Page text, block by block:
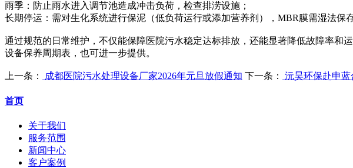
雨季：防止雨水进入调节池造成冲击负荷，检查排涝设施；
长期停运：需对生化系统进行保泥（低负荷运行或添加营养剂），MBR膜需湿法保存
通过规范的日常维护，不仅能保障医院污水稳定达标排放，还能显著降低故障率
设备保养周期表，也可进一步提供。
上一条： 成都医院污水处理设备厂家2026年元旦放假通知 下一条： 沅昊环保赴申
首页
关于我们
服务范围
新闻中心
客户案例